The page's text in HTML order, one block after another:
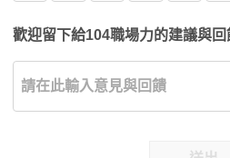
歡迎留下給104職場力的建議與回